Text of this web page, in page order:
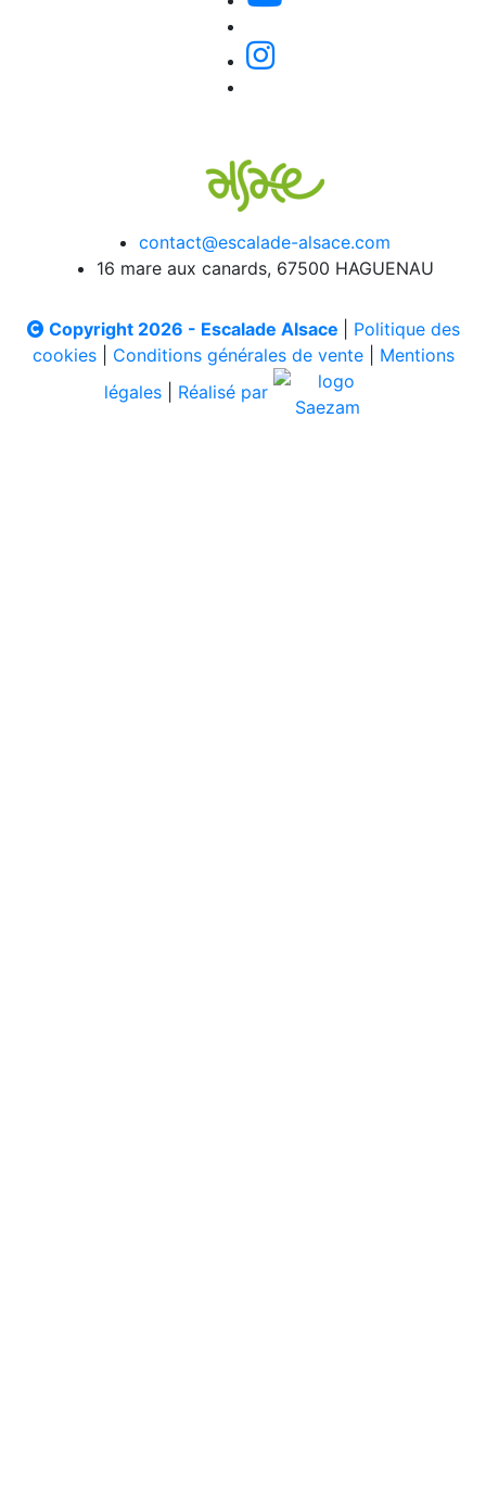
contact@escalade-alsace.com
16 mare aux canards, 67500 HAGUENAU
Copyright 2026 - Escalade Alsace
Politique des
cookies| Conditions générales de vente| Mentions
légales
Réalisé par